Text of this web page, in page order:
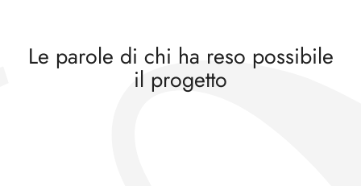
Le parole di chi ha reso possibile
il progetto